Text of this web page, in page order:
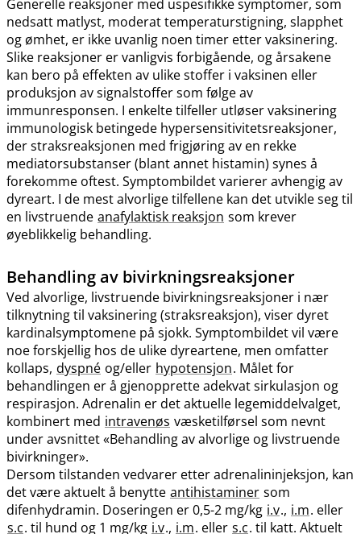
Generelle reaksjoner med uspesifikke symptomer, som
nedsatt matlyst, moderat temperaturstigning, slapphet
og ømhet, er ikke uvanlig noen timer etter vaksinering.
Slike reaksjoner er vanligvis forbigående, og årsakene
kan bero på effekten av ulike stoffer i vaksinen eller
produksjon av signalstoffer som følge av
immunresponsen. I enkelte tilfeller utløser vaksinering
immunologisk betingede hypersensitivitetsreaksjoner,
der straksreaksjonen med frigjøring av en rekke
mediatorsubstanser (blant annet histamin) synes å
forekomme oftest. Symptombildet varierer avhengig av
dyreart. I de mest alvorlige tilfellene kan det utvikle seg til
en livstruende anafylaktisk reaksjon som krever
øyeblikkelig behandling.
Behandling av bivirkningsreaksjoner
Ved alvorlige, livstruende bivirkningsreaksjoner i nær
tilknytning til vaksinering (straksreaksjon), viser dyret
kardinalsymptomene på sjokk. Symptombildet vil være
noe forskjellig hos de ulike dyreartene, men omfatter
kollaps, dyspné og​/​eller hypotensjon. Målet for
behandlingen er å gjenopprette adekvat sirkulasjon og
respirasjon. Adrenalin er det aktuelle legemiddelvalget,
kombinert med intravenøs væsketilførsel som nevnt
under avsnittet «Behandling av alvorlige og livstruende
bivirkninger».
Dersom tilstanden vedvarer etter adrenalininjeksjon, kan
det være aktuelt å benytte antihistaminer som
difenhydramin. Doseringen er 0,5-2 mg/kg i.v., i.m. eller
s.c. til hund og 1 mg/kg i.v., i.m. eller s.c. til katt. Aktuelt